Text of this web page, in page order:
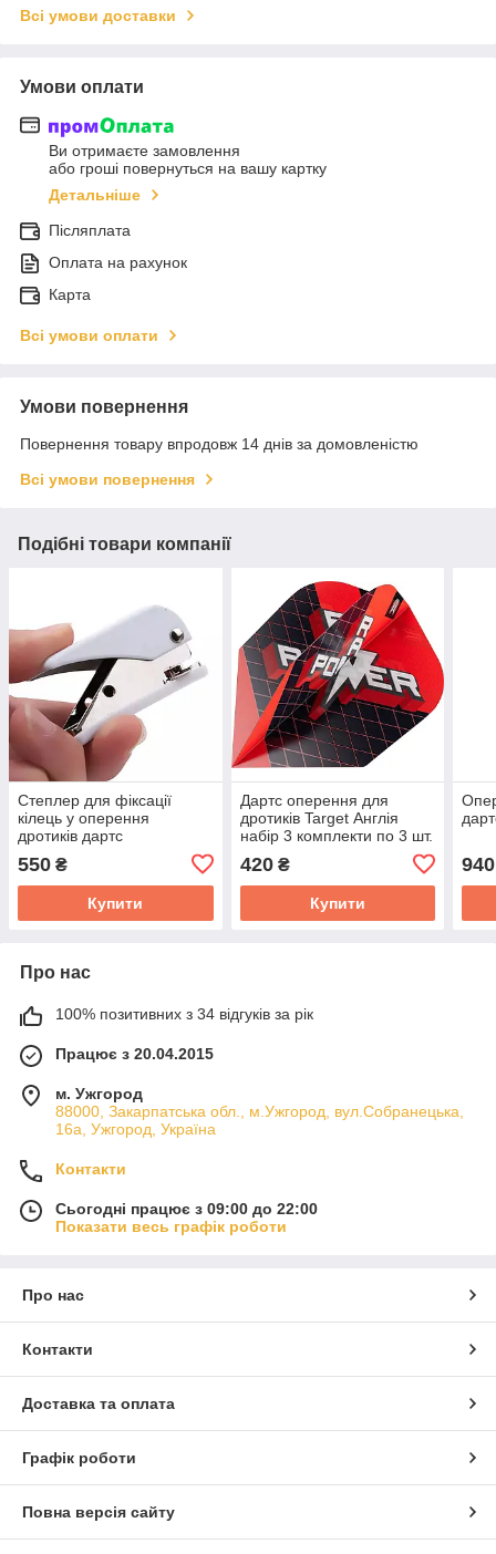
Всі умови доставки
Умови оплати
Ви отримаєте замовлення
або гроші повернуться на вашу картку
Детальніше
Післяплата
Оплата на рахунок
Карта
Всі умови оплати
Умови повернення
Повернення товару впродовж 14 днів за домовленістю
Всі умови повернення
Подібні товари компанії
Степлер для фіксації
кілець у оперення
дротиків дартс
550 ₴
Купити
Дартс оперення для
дротиків Target Англія
набір 3 комплекти по 3 шт.
420₴
Купити
940
Про нас
100% позитивних з 34 відгуків за рік
Працює з 20.04.2015
м. Ужгород
88000, Закарпатська обл., м.Ужгород, вул.Собранецька,
16а, Ужгород, Україна
Контакти
Сьогодні працює з 09:00 до 22:00
Показати весь графік роботи
Про нас
Контакти
Доставка та оплата
Графік роботи
Повна версія сайту